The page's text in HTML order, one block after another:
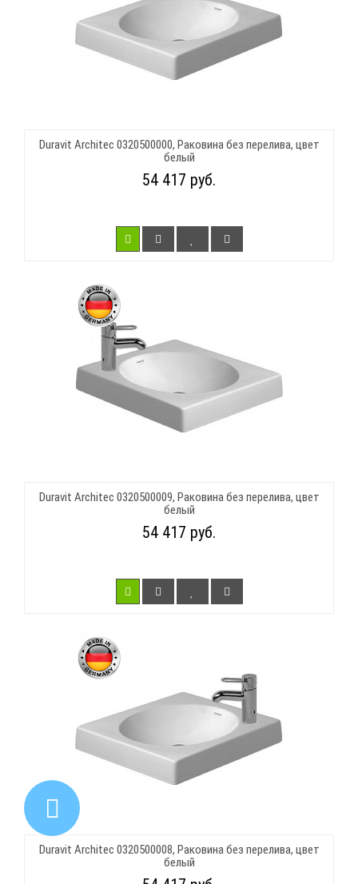
Duravit Architec 0320500000, Раковина без перелива, цвет
белый
54 417 руб.
Duravit Architec 0320500009, Раковина без перелива, цвет
белый
54 417 руб.
Duravit Architec 0320500008, Раковина без перелива, цвет
белый